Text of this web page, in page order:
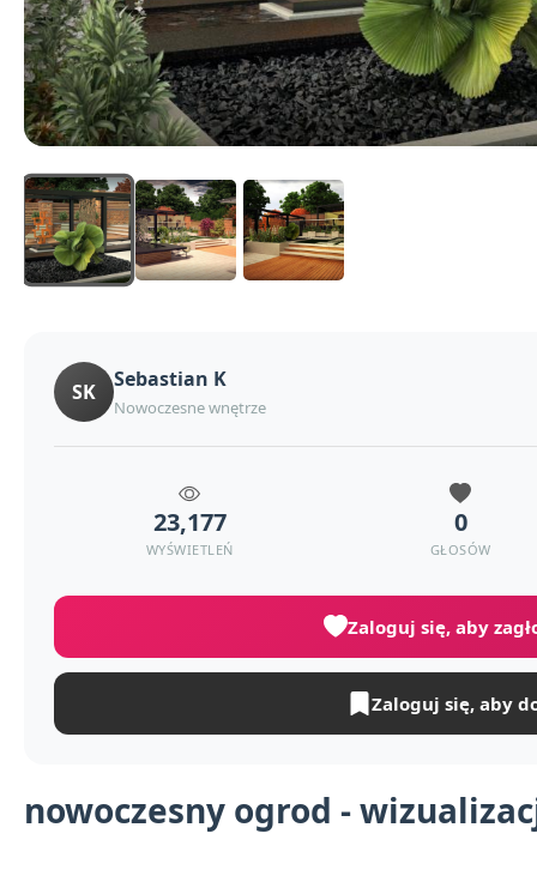
nowoczesny ogrod -
SK Sebastian K
Nowoczesne wnętrze
23,177
WYŚWIETLEŃ
0
GŁOSÓW
Zaloguj się, aby
Zaloguj się, aby